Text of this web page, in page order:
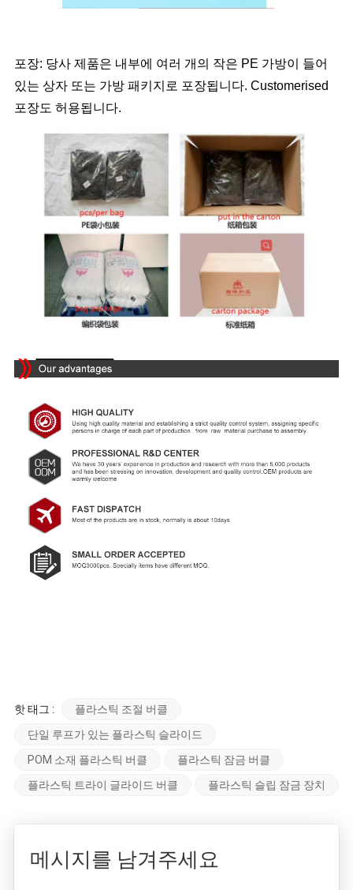
포장: 당사 제품은 내부에 여러 개의 작은 PE 가방이 들어
있는 상자 또는 가방 패키지로 포장됩니다. Customerised
포장도 허용됩니다.
핫 태그 :
플라스틱 조절 버클
단일 루프가 있는 플라스틱 슬라이드
POM 소재 플라스틱 버클
플라스틱 잠금 버클
플라스틱 트라이 글라이드 버클
플라스틱 슬립 잠금 장치
메시지를 남겨주세요